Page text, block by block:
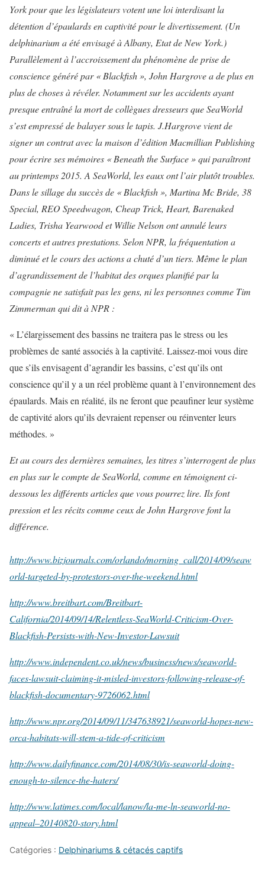
York pour que les législateurs votent une loi interdisant la
détention d’épaulards en captivité pour le divertissement. (Un
delphinarium a été envisagé à Albany, Etat de New York.)
Parallèlement à l’accroissement du phénomène de prise de
conscience généré par « Blackfish », John Hargrove a de plus en
plus de choses à révéler. Notamment sur les accidents ayant
presque entraîné la mort de collègues dresseurs que SeaWorld
s’est empressé de balayer sous le tapis. J.Hargrove vient de
signer un contrat avec la maison d’édition Macmillian Publishing
pour écrire ses mémoires « Beneath the Surface » qui paraîtront
au printemps 2015. A SeaWorld, les eaux ont l’air plutôt troubles.
Dans le sillage du succès de « Blackfish », Martina Mc Bride, 38
Special, REO Speedwagon, Cheap Trick, Heart, Barenaked
Ladies, Trisha Yearwood et Willie Nelson ont annulé leurs
concerts et autres prestations. Selon NPR, la fréquentation a
diminué et le cours des actions a chuté d’un tiers. Même le plan
d’agrandissement de l’habitat des orques planifié par la
compagnie ne satisfait pas les gens, ni les personnes comme Tim
Zimmerman qui dit à NPR :
« L’élargissement des bassins ne traitera pas le stress ou les
problèmes de santé associés à la captivité. Laissez-moi vous dire
que s’ils envisagent d’agrandir les bassins, c’est qu’ils ont
conscience qu’il y a un réel problème quant à l’environnement des
épaulards. Mais en réalité, ils ne feront que peaufiner leur système
de captivité alors qu’ils devraient repenser ou réinventer leurs
méthodes. »
Et au cours des dernières semaines, les titres s’interrogent de plus
en plus sur le compte de SeaWorld, comme en témoignent ci-
dessous les différents articles que vous pourrez lire. Ils font
pression et les récits comme ceux de John Hargrove font la
différence.
http://www.bizjournals.com/orlando/morning_call/2014/09/seaw
orld-targeted-by-protestors-over-the-weekend.html
http://www.breitbart.com/Breitbart-
California/2014/09/14/Relentless-SeaWorld-Criticism-Over-
Blackfish-Persists-with-New-Investor-Lawsuit
http://www.independent.co.uk/news/business/news/seaworld-
faces-lawsuit-claiming-it-misled-investors-following-release-of-
blackfish-documentary-9726062.html
http://www.npr.org/2014/09/11/347638921/seaworld-hopes-new-
orca-habitats-will-stem-a-tide-of-criticism
http://www.dailyfinance.com/2014/08/30/is-seaworld-doing-
enough-to-silence-the-haters/
http://www.latimes.com/local/lanow/la-me-ln-seaworld-no-
appeal–20140820-story.html
Catégories : Delphinariums & cétacés captifs